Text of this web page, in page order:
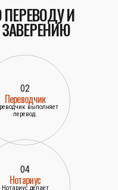
И
02
Переводчик
выполняет
перевод.
04
Нотариус
Нотариус делает